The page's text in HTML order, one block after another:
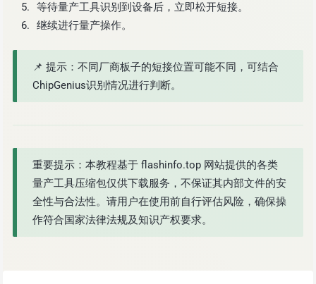
等待量产工具识别到设备后，立即松开短接。
继续进行量产操作。
📌 提示：不同厂商板子的短接位置可能不同，可结合
ChipGenius识别情况进行判断。
重要提示：本教程基于 flashinfo.top 网站提供的各类
量产工具压缩包仅供下载服务，不保证其内部文件的安
全性与合法性。请用户在使用前自行评估风险，确保操
作符合国家法律法规及知识产权要求。